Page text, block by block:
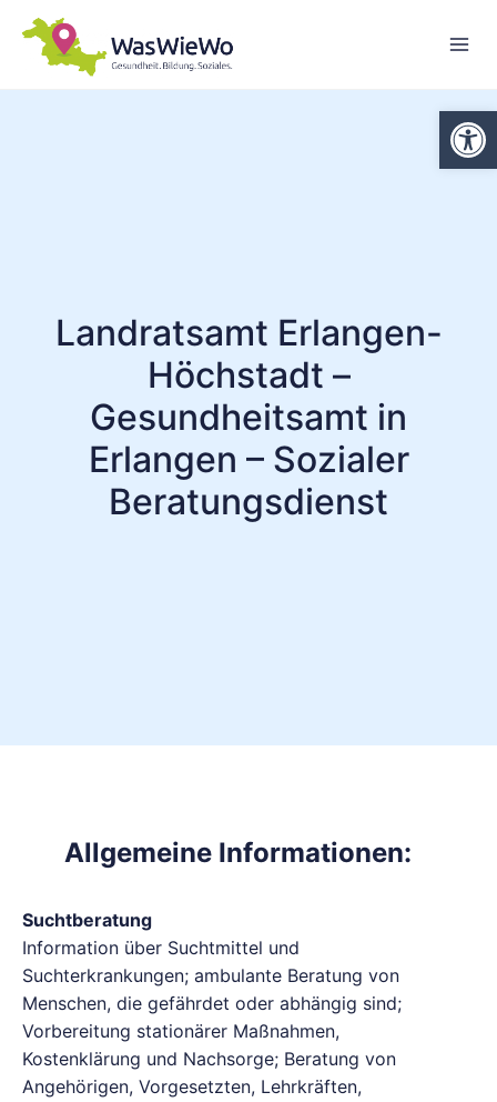
Inhalt
springen
Landratsamt Erlangen-
Höchstadt –
Gesundheitsamt in
Erlangen – Sozialer
Beratungsdienst
Allgemeine Informationen:
Suchtberatung
Information über Suchtmittel und
Suchterkrankungen; ambulante Beratung von
Menschen, die gefährdet oder abhängig sind;
Vorbereitung stationärer Maßnahmen,
Kostenklärung und Nachsorge; Beratung von
Angehörigen, Vorgesetzten, Lehrkräften,